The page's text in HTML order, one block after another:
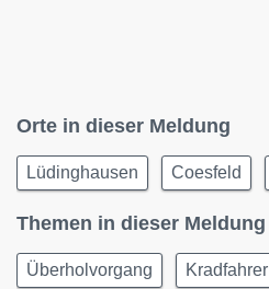
Orte in dieser Meldung
Lüdinghausen Coesfeld
Themen in dieser Meldung
Überholvorgang Kradfahrer